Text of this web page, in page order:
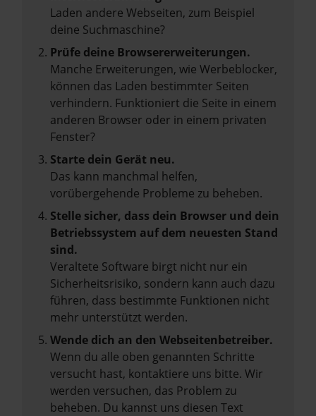
Laden andere Webseiten, zum Beispiel
deine Suchmaschine?
Prüfe deine Browsererweiterungen.
Manche Erweiterungen, wie Werbeblocker,
können das Laden bestimmter Seiten
verhindern. Funktioniert die Seite in einem
anderen Browser oder in einem privaten
Fenster?
Starte dein Gerät neu.
Das kann manchmal helfen,
vorübergehende Probleme zu beheben.
Stelle sicher, dass dein Browser und dein
Betriebssystem auf dem neuesten Stand
sind.
Veraltete Software birgt nicht nur ein
Sicherheitsrisiko, sondern kann auch dazu
führen, dass bestimmte Funktionen nicht
mehr unterstützt werden.
Wende dich an den Webseitenbetreiber.
Wenn du alle oben genannten Schritte
versucht hast, kontaktiere uns bitte. Wir
werden versuchen, das Problem zu
beheben. Du kannst uns diesen Text